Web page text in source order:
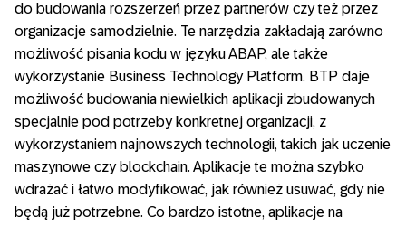
do budowania rozszerzeń przez partnerów czy też przez
organizacje samodzielnie. Te narzędzia zakładają zarówno
możliwość pisania kodu w języku ABAP, ale także
wykorzystanie Business Technology Platform. BTP daje
możliwość budowania niewielkich aplikacji zbudowanych
specjalnie pod potrzeby konkretnej organizacji, z
wykorzystaniem najnowszych technologii, takich jak uczenie
maszynowe czy blockchain. Aplikacje te można szybko
wdrażać i łatwo modyfikować, jak również usuwać, gdy nie
będą już potrzebne. Co bardzo istotne, aplikacje na